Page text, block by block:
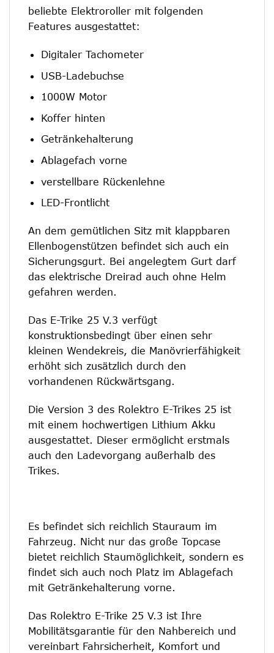
beliebte Elektroroller mit folgenden
Features ausgestattet:
Digitaler Tachometer
USB-Ladebuchse
1000W Motor
Koffer hinten
Getränkehalterung
Ablagefach vorne
verstellbare Rückenlehne
LED-Frontlicht
An dem gemütlichen Sitz mit klappbaren
Ellenbogenstützen befindet sich auch ein
Sicherungsgurt. Bei angelegtem Gurt darf
das elektrische Dreirad auch ohne Helm
gefahren werden.
Das E-Trike 25 V.3 verfügt
konstruktionsbedingt über einen sehr
kleinen Wendekreis, die Manövrierfähigkeit
erhöht sich zusätzlich durch den
vorhandenen Rückwärtsgang.
Die Version 3 des Rolektro E-Trikes 25 ist
mit einem hochwertigen Lithium Akku
ausgestattet. Dieser ermöglicht erstmals
auch den Ladevorgang außerhalb des
Trikes.
Es befindet sich reichlich Stauraum im
Fahrzeug. Nicht nur das große Topcase
bietet reichlich Staumöglichkeit, sondern es
findet sich auch noch Platz im Ablagefach
mit Getränkehalterung vorne.
Das Rolektro E-Trike 25 V.3 ist Ihre
Mobilitätsgarantie für den Nahbereich und
vereinbart Fahrsicherheit, Komfort und